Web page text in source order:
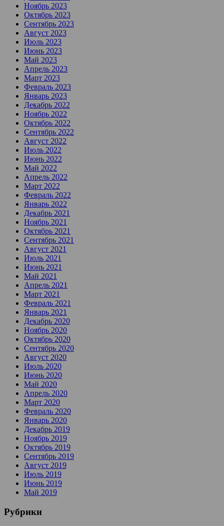
Ноябрь 2023
Октябрь 2023
Сентябрь 2023
Август 2023
Июль 2023
Июнь 2023
Май 2023
Апрель 2023
Март 2023
Февраль 2023
Январь 2023
Декабрь 2022
Ноябрь 2022
Октябрь 2022
Сентябрь 2022
Август 2022
Июль 2022
Июнь 2022
Май 2022
Апрель 2022
Март 2022
Февраль 2022
Январь 2022
Декабрь 2021
Ноябрь 2021
Октябрь 2021
Сентябрь 2021
Август 2021
Июль 2021
Июнь 2021
Май 2021
Апрель 2021
Март 2021
Февраль 2021
Январь 2021
Декабрь 2020
Ноябрь 2020
Октябрь 2020
Сентябрь 2020
Август 2020
Июль 2020
Июнь 2020
Май 2020
Апрель 2020
Март 2020
Февраль 2020
Январь 2020
Декабрь 2019
Ноябрь 2019
Октябрь 2019
Сентябрь 2019
Август 2019
Июль 2019
Июнь 2019
Май 2019
Рубрики